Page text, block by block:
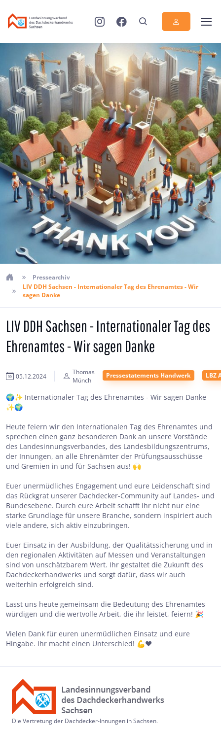
Pressearchiv
LIV DDH Sachsen - Internationaler Tag des Ehrenamtes - Wir
sagen Danke
LIV DDH Sachsen - Internationaler Tag des
Ehrenamtes - Wir sagen Danke
05.12.2024
Thomas
Münch
Pressestatements Handwerk LBZ
🌍✨ Internationaler Tag des Ehrenamtes - Wir sagen Danke
✨🌍
Heute feiern wir den Internationalen Tag des Ehrenamtes und
sprechen einen ganz besonderen Dank an unsere Vorstände
des Landesinnungsverbandes, des Landesbildungszentrums,
der Innungen, an alle Ehrenämter der Prüfungsausschüsse
und Gremien in und für Sachsen aus! 🙌
Euer unermüdliches Engagement und eure Leidenschaft sind
das Rückgrat unserer Dachdecker-Community auf Landes- und
Bundesebene. Durch eure Arbeit schafft ihr nicht nur eine
starke Grundlage für unsere Branche, sondern inspiriert auch
viele andere, sich aktiv einzubringen.
Euer Einsatz in der Ausbildung, der Qualitätssicherung und in
den regionalen Aktivitäten auf Messen und Veranstaltungen
sind von unschätzbarem Wert. Ihr gestaltet die Zukunft des
Dachdeckerhandwerks und sorgt dafür, dass wir auch
weiterhin erfolgreich sind.
Lasst uns heute gemeinsam die Bedeutung des Ehrenamtes
würdigen und die wertvolle Arbeit, die ihr leistet, feiern! 🎉
Vielen Dank für euren unermüdlichen Einsatz und eure
Hingabe. Ihr macht einen Unterschied! 💪❤️
Die Vertretung der Dachdecker-Innungen in Sachsen.